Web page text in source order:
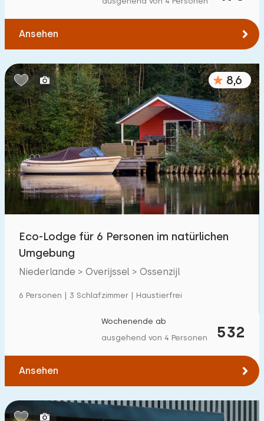
1 2
Zum Wasser(max. km):
1 2 5 10 20
Zu öffentlichen Verkehrsmitteln (max. km):
0,2 0,5 1 2 5
Unterkunft
Im Ferienpark
Einfamilienhaus
Ferienbauernhof
Tiny house
Ansehen
8,6
Eco-Lodge für 6 Personen im natürlichen
Umgebung
Niederlande > Overijssel > Ossenzijl
6 Personen | 3 Schlafzimmer | Haustierfrei
532
Wochenende ab
ausgehend von 4 Personen
Ansehen